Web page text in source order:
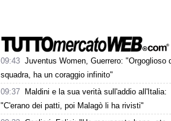
09:43 Juventus Women, Guerrero: "Orgoglioso
squadra, ha un coraggio infinito"
09:37
Maldini e la sua verità sull'addio all'Italia:
"C'erano dei patti, poi Malagò li ha rivisti"